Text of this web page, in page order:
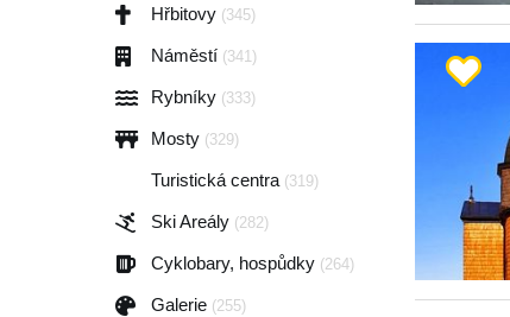
Hřbitovy (345)
Náměstí (341)
Rybníky (333)
Mosty (329)
Turistická centra (319)
Ski Areály (282)
Cyklobary, hospůdky (264)
Galerie (255)